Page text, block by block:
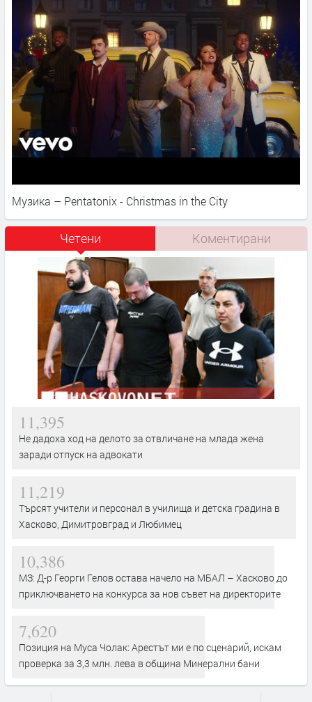
Музика – Pentatonix - Christmas in the City
Четени Коментирани
11,395
Не дадоха ход на делото за отвличане на млада жена
заради отпуск на адвокати
11,219
Търсят учители и персонал в училища и детска градина в
Хасково, Димитровград и Любимец
10,386
МЗ: Д-р Георги Гелов остава начело на МБАЛ – Хасково до
приключването на конкурса за нов съвет на директорите
7,620
Позиция на Муса Чолак: Арестът ми е по сценарий, искам
проверка за 3,3 млн. лева в община Минерални бани